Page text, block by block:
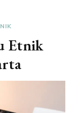
Etnik